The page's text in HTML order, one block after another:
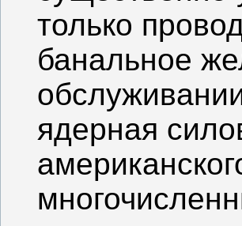
только
банальное
ядерная